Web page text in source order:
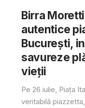
Birra
autentice
București,
savureze
vieții
Pe 26 iulie, Piața
veritabilă